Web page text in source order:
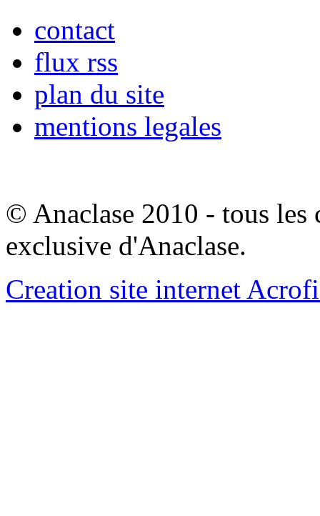
contact
flux rss
plan du site
mentions legales
© Anaclase 2010 - tous les
exclusive d'Anaclase.
Creation site internet